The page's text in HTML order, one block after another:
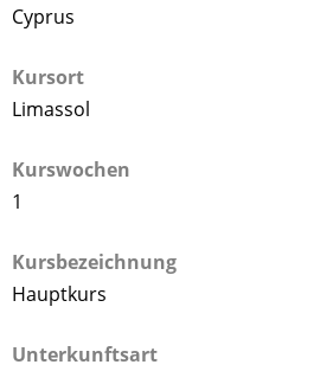
Cyprus
Kursort
Limassol
Kurswochen
1
Kursbezeichnung
Hauptkurs
Unterkunftsart